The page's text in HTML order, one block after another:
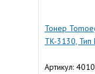
Тонер
TK-3130, Тип
Артикул: